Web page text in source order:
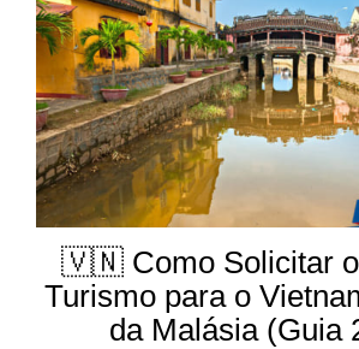
🇻🇳 Como Solicitar o
Turismo para o
da Malásia (Guia